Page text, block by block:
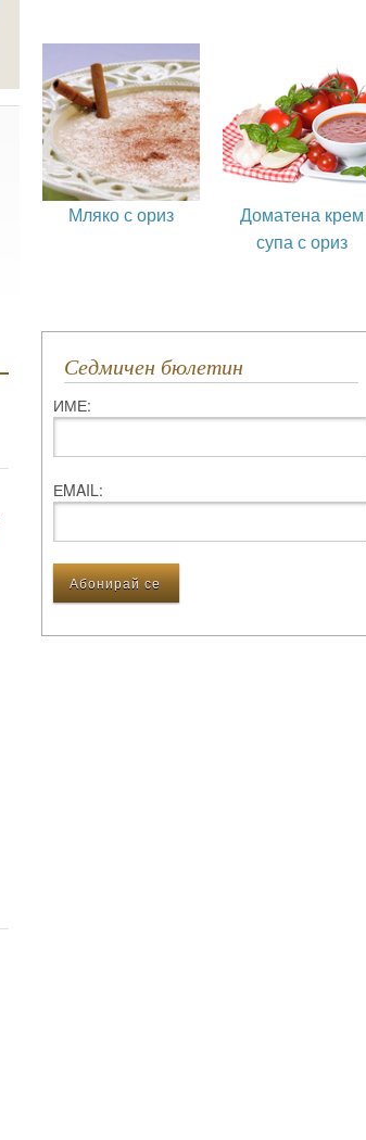
Мляко с ориз
Доматена крем
супа с ориз
Седмичен бюлетин
ИМЕ:
ЕMAIL: